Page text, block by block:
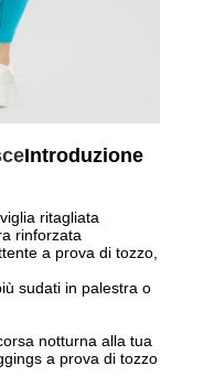
Introduzione
ritagliata
rinforzata
a prova di tozzo,
sudati in palestra o
notturna alla tua
a prova di tozzo